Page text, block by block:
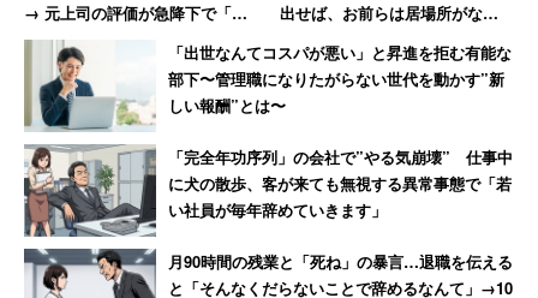
→ 元上司の評価が急降下で「ザ
マアミロと思いました」
出せば、お前らは居場所がなく
なる」発言 激怒した男性、社
長を罵倒して退職【後編】
「出世なんてコスパが悪い」と昇進を拒む有能な
部下〜管理職になりたがらない世代を動かす”新
しい報酬”とは〜
「完全年功序列」の会社で”やる気崩壊” 仕事中
に犬の散歩、客が来ても無視する異常事態で「若
い社員が毎年辞めていきます」
月90時間の残業と「死ね」の暴言…退職を伝える
と「そんなくだらないことで辞めるなんて」→10